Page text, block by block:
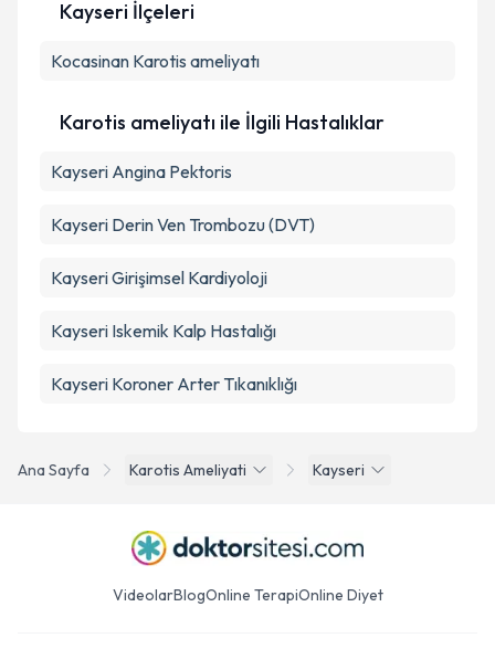
Metni'ni okudum ve kişisel verilerimin belirtilen
Ana Sayfa Karotis Ameliyati Kayseri
Kayseri İlçeleri
Kocasinan Karotis ameliyatı
Karotis ameliyatı ile İlgili Hastalıklar
Kayseri Angina Pektoris
Kayseri Derin Ven Trombozu (DVT)
Kayseri Girişimsel Kardiyoloji
Kayseri Iskemik Kalp Hastalığı
Kayseri Koroner Arter Tıkanıklığı
VideolarBlogOnline TerapiOnline Diyet